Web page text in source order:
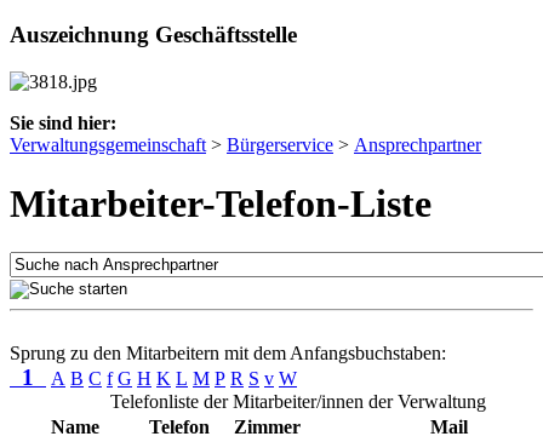
Auszeichnung Geschäftsstelle
Sie sind hier:
Verwaltungsgemeinschaft > Bürgerservice > Ansprechpartner
Mitarbeiter-Telefon-Liste
Sprung zu den Mitarbeitern mit dem Anfangsbuchstaben:
1 A B C f G H K L M P R S v W
Telefonliste der Mitarbeiter/innen der Verwaltung
Name
Telefon Zimmer Mail